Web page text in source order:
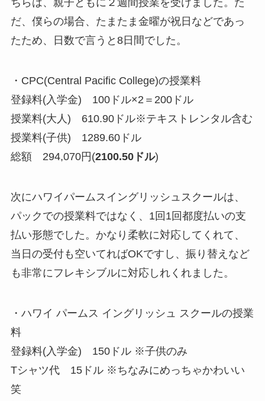
ちらは、親子ともに２週間授業を受けました。た
だ、僕らの場合、たまたま金曜が祝日などであっ
たため、日数で言うと8日間でした。
・CPC(Central Pacific College)の授業料
登録料(入学金) 100ドル×2＝200ドル
授業料(大人) 610.90ドル※テキストレンタル含む
授業料(子供) 1289.60ドル
総額 294,070円(2100.50ドル)
次にハワイパームスイングリッシュスクールは、
パックでの授業料ではなく、1回1回都度払いの支
払い形態でした。かなり柔軟に対応してくれて、
当日の受付も空いてればOKですし、振り替えなど
も非常にフレキシブルに対応しれくれました。
・ハワイ パームス イングリッシュ スクールの授業
料
登録料(入学金) 150ドル ※子供のみ
Tシャツ代 15ドル ※ちなみにめっちゃかわいい
笑